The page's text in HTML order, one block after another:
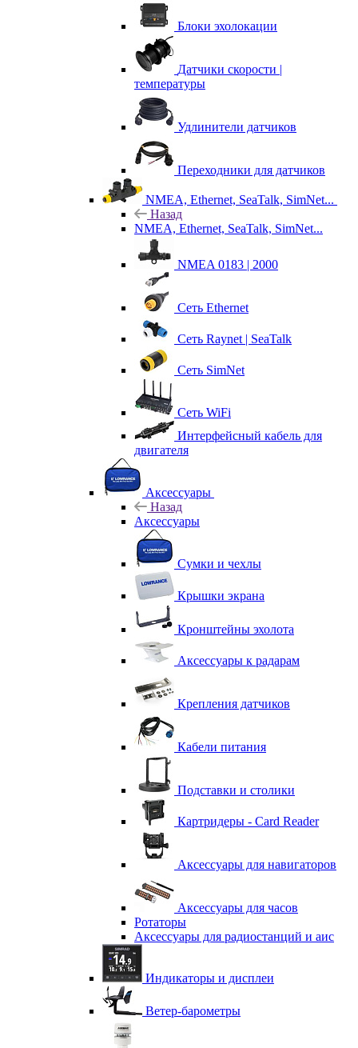
Блоки эхолокации
Датчики скорости |
температуры
Удлинители датчиков
Переходники для датчиков
NMEA, Ethernet, SeaTalk, SimNet...
Назад
NMEA, Ethernet, SeaTalk, SimNet...
NMEA 0183 | 2000
Сеть Ethernet
Сеть Raynet | SeaTalk
Сеть SimNet
Сеть WiFi
Интерфейсный кабель для
двигателя
Аксессуары
Назад
Аксессуары
Сумки и чехлы
Крышки экрана
Кронштейны эхолота
Аксессуары к радарам
Крепления датчиков
Кабели питания
Подставки и столики
Картридеры - Card Reader
Аксессуары для навигаторов
Аксессуары для часов
Ротаторы
Аксессуары для радиостанций и аис
Индикаторы и дисплеи
Ветер-барометры